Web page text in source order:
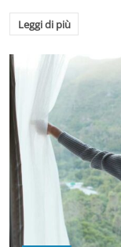
Leggi di più